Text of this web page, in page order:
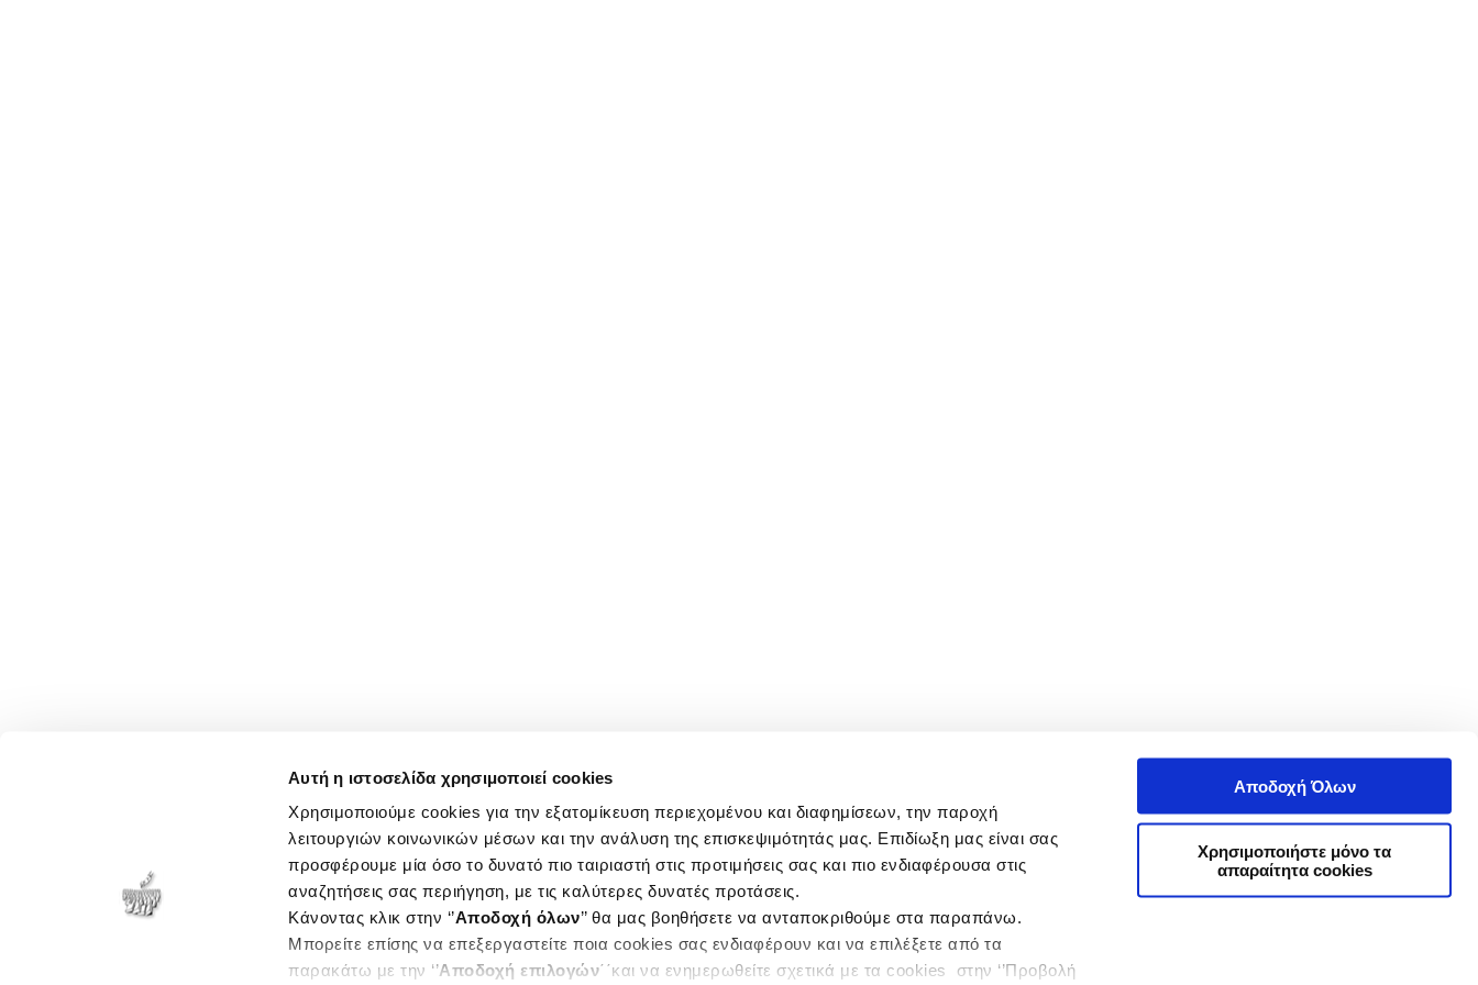
Αυτή η ιστοσελίδα χρησιμοποιεί cookies
Χρησιμοποιούμε cookies για την εξατομίκευση περιεχομένου και διαφημίσεων, την παροχή
λειτουργιών κοινωνικών μέσων και την ανάλυση της επισκεψιμότητάς μας. Επιδίωξη μας είναι σας
προσφέρουμε μία όσο το δυνατό πιο ταιριαστή στις προτιμήσεις σας και πιο ενδιαφέρουσα στις
αναζητήσεις σας περιήγηση, με τις καλύτερες δυνατές προτάσεις.
Κάνοντας κλικ στην ‘’Αποδοχή όλων’’ θα μας βοηθήσετε να ανταποκριθούμε στα παραπάνω.
Μπορείτε επίσης να επεξεργαστείτε ποια cookies σας ενδιαφέρουν και να επιλέξετε από τα
παρακάτω με την ‘’Αποδοχή επιλογών΄΄και να ενημερωθείτε σχετικά με τα cookies στην ‘’Προβολή
Αποδοχή Όλων
Χρησιμοποιήστε μόνο τα
απαραίτητα cookies